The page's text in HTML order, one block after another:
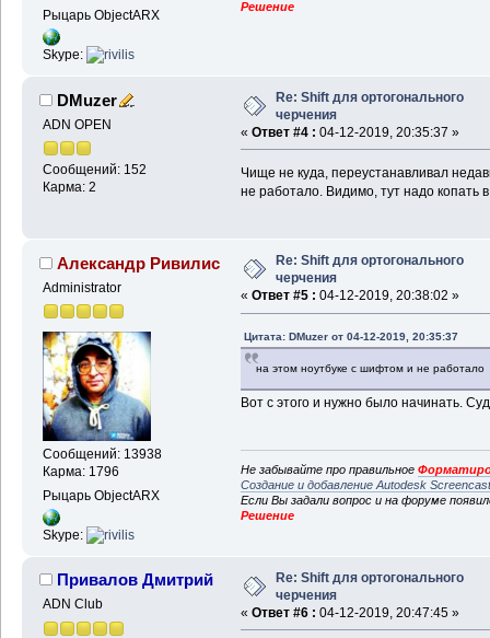
Рыцарь ObjectARX
Skype:
Решение
DMuzer
ADN OPEN
Сообщений: 152
Карма: 2
Re: Shift для ортогонального
черчения
« Ответ #4 : 04-12-2019, 20:35:37 »
Чище не куда, переустанавливал
не работало. Видимо, тут надо копать
Александр Ривилис
Administrator
Сообщений: 13938
Карма: 1796
Рыцарь ObjectARX
Skype:
Re: Shift для ортогонального
черчения
« Ответ #5 : 04-12-2019, 20:38:02 »
Цитата: DMuzer от 04-12-2019, 20:35:37
на этом ноутбуке с шифтом и не работало
Вот с этого и нужно было начинать.
Не забывайте про правильное
Создание и добавление Autodesk
Если Вы задали вопрос и на форуме
Решение
Привалов Дмитрий
ADN Club
Re: Shift для ортогонального
черчения
« Ответ #6 : 04-12-2019, 20:47:45 »